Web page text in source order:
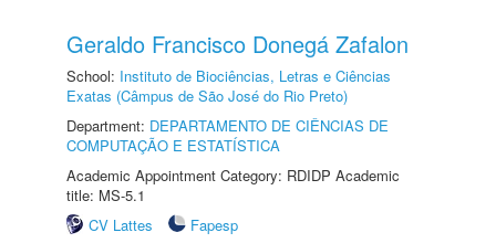
Geraldo Francisco Donegá Zafalon
School: Instituto de Biociências, Letras e Ciências
Exatas (Câmpus de São José do Rio Preto)
Department: DEPARTAMENTO DE CIÊNCIAS DE
COMPUTAÇÃO E ESTATÍSTICA
Academic Appointment Category: RDIDP Academic
title: MS-5.1
CV Lattes
Fapesp